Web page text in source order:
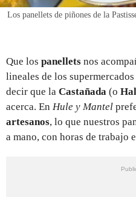
Los panellets de piñones de la
Que los panellets nos
lineales de los
decir que la Castañada (o
acerca. En Hule y Mantel
artesanos, lo que nuestros
a mano, con horas de trabajo